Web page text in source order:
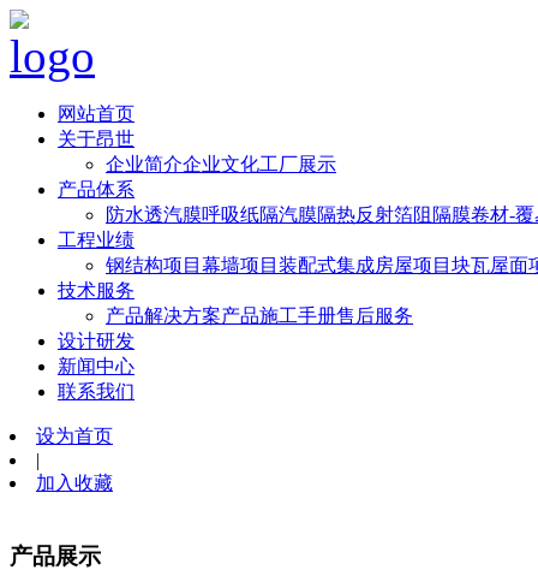
网站首页
关于昂世
企业简介企业文化工厂展示
产品体系
防水透汽膜呼吸纸隔汽膜隔热反射箔阻隔膜卷材-
工程业绩
钢结构项目 幕墙项目 装配式集成房屋项目 块瓦屋面
技术服务
产品解决方案产品施工手册售后服务
设计研发
新闻中心
联系我们
设为首页
|
加入收藏
产品展示